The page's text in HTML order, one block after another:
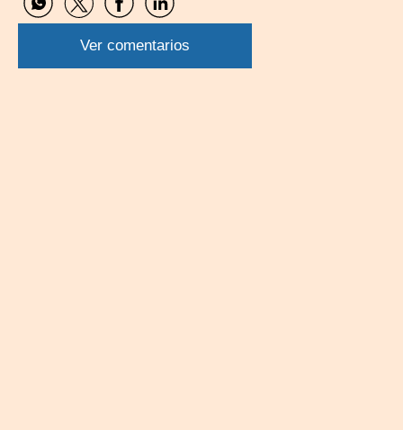
Compartir
por
WhatsApp
Compartir
por
Twitter
Compartir
por
Facebook
Compartir
por
Linkedin
Ver comentarios